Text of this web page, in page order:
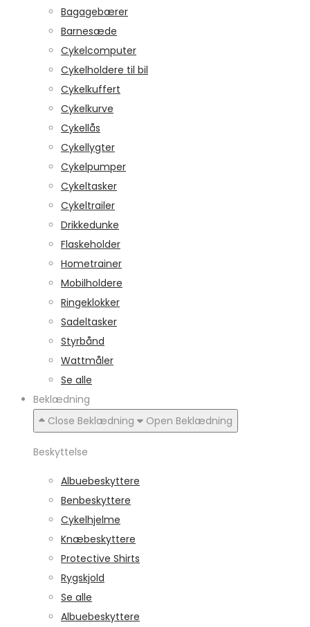
Bagagebærer
Barnesæde
Cykelcomputer
Cykelholdere til bil
Cykelkuffert
Cykelkurve
Cykellås
Cykellygter
Cykelpumper
Cykeltasker
Cykeltrailer
Drikkedunke
Flaskeholder
Hometrainer
Mobilholdere
Ringeklokker
Sadeltasker
Styrbånd
Wattmåler
Se alle
Beklædning
Close Beklædning
Open Beklædning
Beskyttelse
Albuebeskyttere
Benbeskyttere
Cykelhjelme
Knæbeskyttere
Protective Shirts
Rygskjold
Se alle
Albuebeskyttere